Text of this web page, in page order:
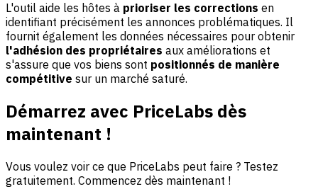
L'outil aide les hôtes à prioriser les corrections en
identifiant précisément les annonces problématiques. Il
fournit également les données nécessaires pour obtenir
l'adhésion des propriétaires aux améliorations et
s'assure que vos biens sont positionnés de manière
compétitive sur un marché saturé.
Démarrez avec PriceLabs dès
maintenant !
Vous voulez voir ce que PriceLabs peut faire ? Testez
gratuitement. Commencez dès maintenant !